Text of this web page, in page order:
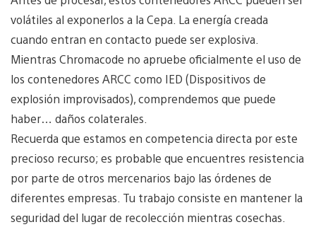
volátiles al exponerlos a la Cepa. La energía creada
cuando entran en contacto puede ser explosiva.
Mientras Chromacode no apruebe oficialmente el uso de
los contenedores ARCC como IED (Dispositivos de
explosión improvisados), comprendemos que puede
haber… daños colaterales.
Recuerda que estamos en competencia directa por este
precioso recurso; es probable que encuentres resistencia
por parte de otros mercenarios bajo las órdenes de
diferentes empresas. Tu trabajo consiste en mantener la
seguridad del lugar de recolección mientras cosechas.